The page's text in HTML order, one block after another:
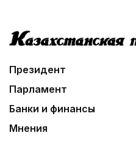
Президент
Парламент
Банки и финансы
Мнения